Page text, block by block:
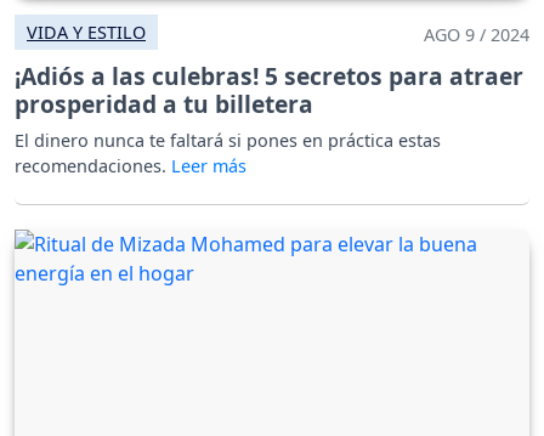
VIDA Y ESTILO AGO 9 / 2024
¡Adiós a las culebras! 5 secretos para atraer
prosperidad a tu billetera
El dinero nunca te faltará si pones en práctica estas
recomendaciones.